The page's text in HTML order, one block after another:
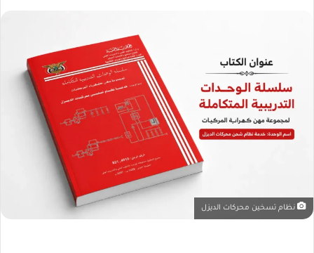
ى
X
نظام تسخين محركات الديزل